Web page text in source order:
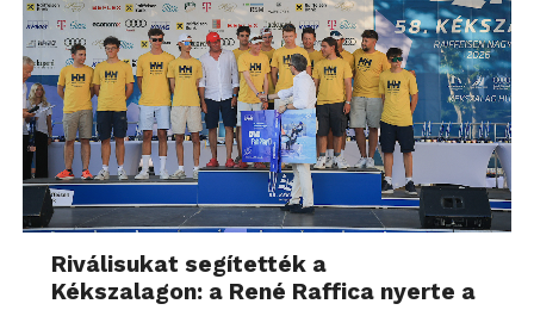
Riválisukat segítették a
Kékszalagon: a René Raffica nyerte a